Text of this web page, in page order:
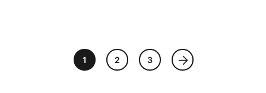
1 2 3